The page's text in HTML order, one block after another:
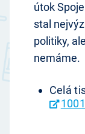
útok
stal
politiky,
nemáme.
Celá